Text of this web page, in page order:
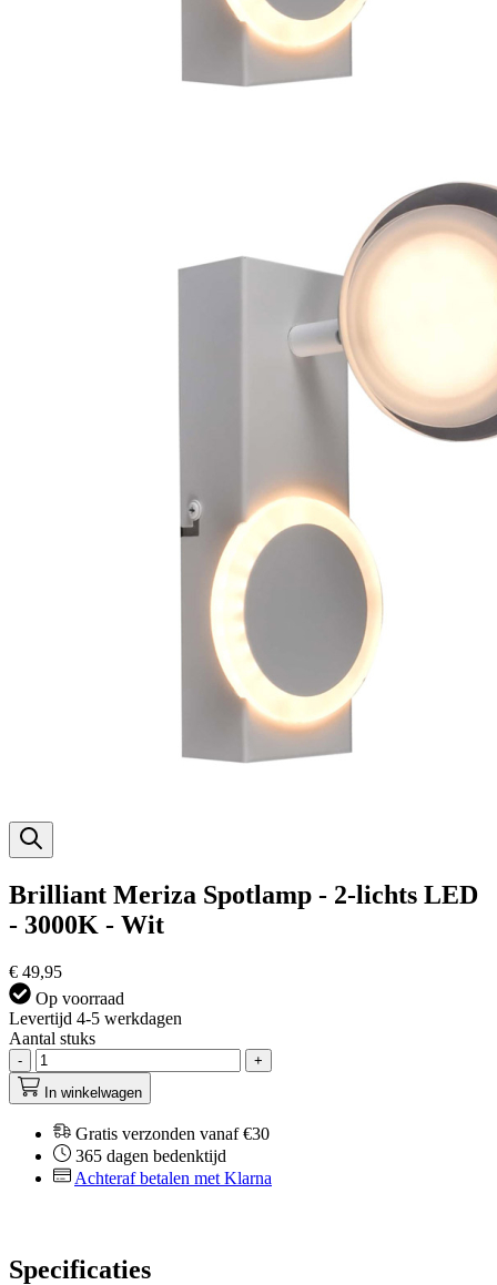
Brilliant Meriza Spotlamp - 2-lichts LED
- 3000K - Wit
€ 49,95
Op voorraad
Levertijd 4-5 werkdagen
Aantal stuks
-
+
In winkelwagen
Gratis verzonden vanaf €30
365 dagen bedenktijd
Achteraf betalen met Klarna
Specificaties